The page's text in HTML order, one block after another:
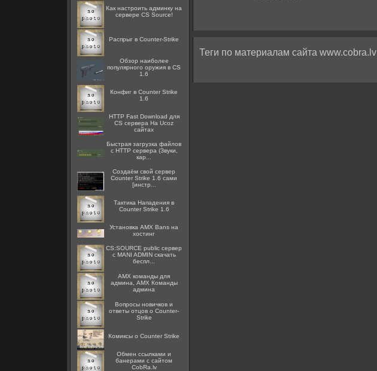
Как настроить админку на
сервере CS Source!
Распрыг в Counter-Strike
Обзор наиболее
популярного оружия в CS
1.6
Конфиг в Counter Strike
1.6
HTTP Fast Download для
CS сервера На Ucoz
сайтах
Быстрая загрузка файлов
с HTTP сервера (Звуки,
кар...
Создаём свой сервер
Counter Strike 1.6 сами
[инстр...
Тактика Нападения в
Counter Strike 1.6
Установка AMX Bans на
хостинг
CS:SOURCE public сервер
с MANI ADMIN скачать
беспл...
AMX команды для
админа, AMX Команды
админа
Вопросы новичков и
ответы отцов о Counter-
Strike
Комиксы о Counter Strike
Oбмен ссылками и
банерами с сайтом
CobRa.lv
Теги по материалам сайта www.cobra.lv